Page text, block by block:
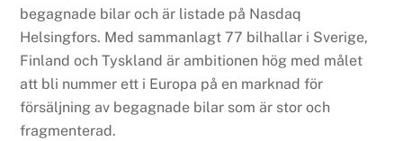
begagnade bilar och är listade på Nasdaq
Helsingfors. Med sammanlagt 77 bilhallar i Sverige,
Finland och Tyskland är ambitionen hög med målet
att bli nummer ett i Europa på en marknad för
försäljning av begagnade bilar som är stor och
fragmenterad.